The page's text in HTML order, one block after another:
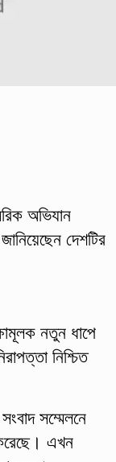
অভিযান
দেশটির
নতুন ধাপে
নিশ্চিত
সম্মেলনে
এখন